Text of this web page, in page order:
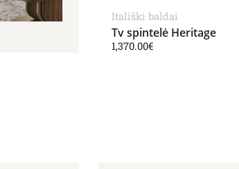
Itališki baldai
Tv spintelė Heritage
1,370.00€